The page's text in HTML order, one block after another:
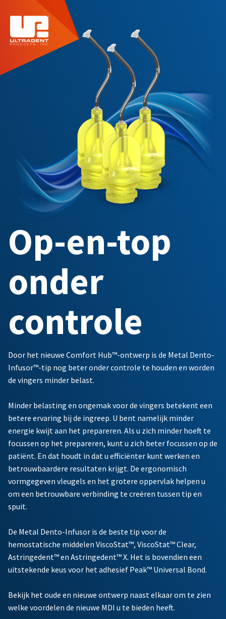
Op-en-top
onder
controle
Door het nieuwe Comfort Hub™-ontwerp is de Metal Dento-
Infusor™-tip nog beter onder controle te houden en worden
de vingers minder belast.
Minder belasting en ongemak voor de vingers betekent een
betere ervaring bij de ingreep. U bent namelijk minder
energie kwijt aan het prepareren. Als u zich minder hoeft te
focussen op het prepareren, kunt u zich beter focussen op de
patiënt. En dat houdt in dat u efficiënter kunt werken en
betrouwbaardere resultaten krijgt. De ergonomisch
vormgegeven vleugels en het grotere oppervlak helpen u
om een betrouwbare verbinding te creëren tussen tip en
spuit.
De Metal Dento-Infusor is de beste tip voor de
hemostatische middelen ViscoStat™, ViscoStat™ Clear,
Astringedent™ en Astringedent™ X. Het is bovendien een
uitstekende keus voor het adhesief Peak™ Universal Bond.
Bekijk het oude en nieuwe ontwerp naast elkaar om te zien
welke voordelen de nieuwe MDI u te bieden heeft.